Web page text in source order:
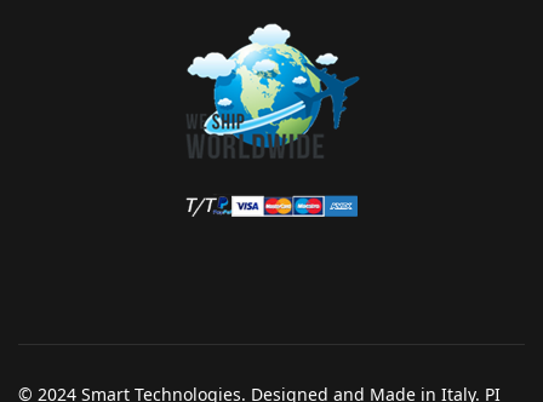
© 2024 Smart Technologies. Designed and Made in Italy. PI